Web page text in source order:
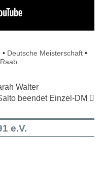
• Deutsche Meisterschaft •
Walter
beendet Einzel-DM
e.V.